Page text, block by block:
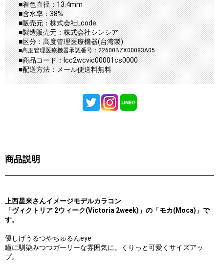
■着色直径：13.4mm
■含水率：38%
■販売元：株式会社Lcode
■製造販売元：株式会社シンシア
■区分：高度管理医療機器(台湾製)
■高度管理医療機器承認番号：22600BZX00083A05
■商品コード：lcc2wcvic00001cs0000
■配送方法：メール便送料無料
商品説明
上西星来さんイメージモデルカラコン
「ヴィクトリア 2ウィーク(Victoria 2week)」の「モカ(Moca)」で
す。
優しげうるつやちゅるんeye
瞳に馴染みつつガーリーな雰囲気に。くりっと可愛くサイズアッ
プ。